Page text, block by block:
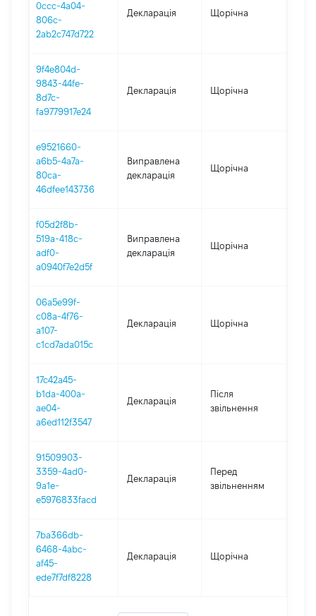
0ccc-4a04-
806c-
2ab2c747d722
Декларація Щорічна
9f4e804d-
9843-44fe-
8d7c-
fa9779917e24
Декларація Щорічна
e9521660-
a6b5-4a7a-
80ca-
46dfee143736
Виправлена
декларація
Щорічна
f05d2f8b-
519a-418c-
adf0-
a0940f7e2d5f
Виправлена
декларація
Щорічна
06a5e99f-
c08a-4f76-
a107-
c1cd7ada015c
Декларація Щорічна
17c42a45-
b1da-400a-
ae04-
a6ed112f3547
Декларація
Після
звільнення
91509903-
3359-4ad0-
9a1e-
e5976833facd
Декларація
Перед
звільненням
7ba366db-
6468-4abc-
af45-
ede7f7df8228
Декларація Щорічна